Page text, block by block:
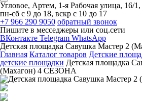
Угловое, Артем, ​1-я Рабочая улица, 16/
пн-сб с 9 до 18, вскр с 10 до 17
+7 966 290 9050 обратный звонок
Пишите в месседжеры или соц.сети
ВКонтакте Telegram WhatsApp
Детская площадка Савушка Мастер 2
Главная Каталог товаров Детские
детские площадки Детская площадка
(Махагон) 4 СЕЗОНА